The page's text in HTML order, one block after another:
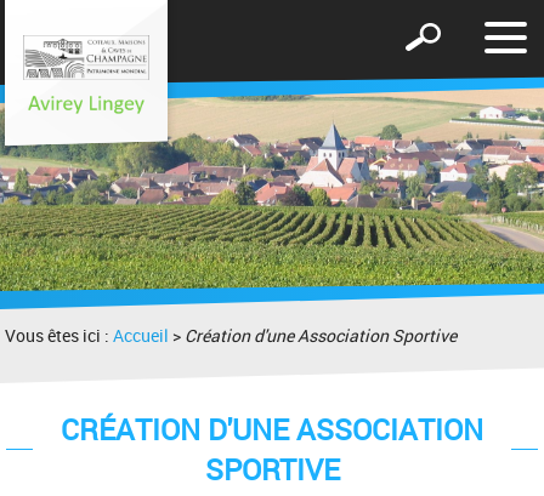
le
Afficher
formulaire
de
recherche
Vous êtes ici :Accueil > Création d'une Association Sportive
CRÉATION D'UNE ASSOCIATION
SPORTIVE